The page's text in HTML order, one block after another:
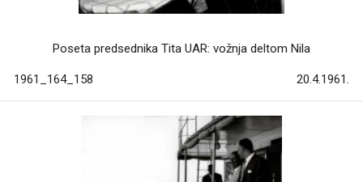
Poseta predsednika Tita UAR: vožnja deltom Nila
1961_164_158 20.4.1961.